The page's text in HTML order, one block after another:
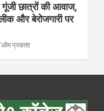
छात्रों की आवाज,
और बेरोजगारी पर
ओम प्रकाश